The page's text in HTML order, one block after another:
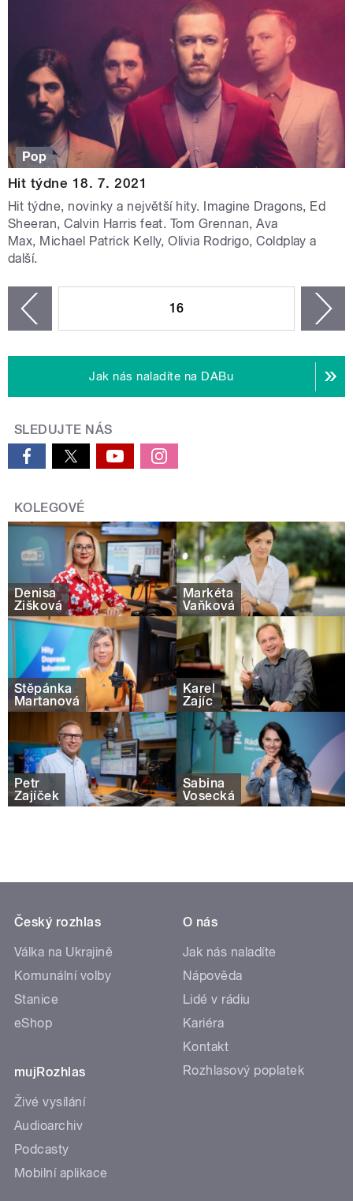
Pop
Hit týdne 18. 7. 2021
Hit týdne, novinky a největší hity. Imagine Dragons, Ed
Sheeran, Calvin Harris feat. Tom Grennan, Ava
Max, Michael Patrick Kelly, Olivia Rodrigo, Coldplay a
další.
16
Jak nás naladíte na DABu
SLEDUJTE NÁS
KOLEGOVÉ
Denisa
Žišková
Markéta
Vaňková
Štěpánka
Martanová
Karel
Zajíc
Petr
Zajíček
Sabina
Vosecká
Český rozhlas
Válka na Ukrajině
Komunální volby
Stanice
eShop
mujRozhlas
Živé vysílání
Audioarchiv
Podcasty
Mobilní aplikace
O nás
Jak nás naladíte
Nápověda
Lidé v rádiu
Kariéra
Kontakt
Rozhlasový poplatek